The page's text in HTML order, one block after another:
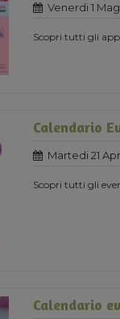
Venerdi 1
Scopri tutti gli
Calendario
Martedi 21
Scopri tutti gli
Calendario